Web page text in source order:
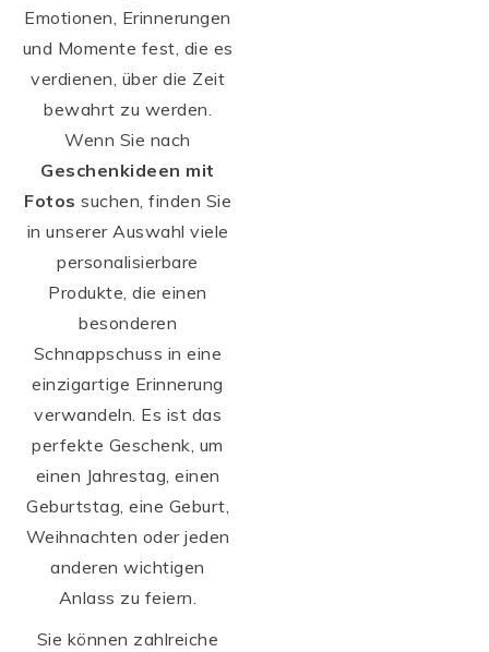
Emotionen, Erinnerungen
und Momente fest, die es
verdienen, über die Zeit
bewahrt zu werden.
Wenn Sie nach
Geschenkideen mit
Fotos suchen, finden Sie
in unserer Auswahl viele
personalisierbare
Produkte, die einen
besonderen
Schnappschuss in eine
einzigartige Erinnerung
verwandeln. Es ist das
perfekte Geschenk, um
einen Jahrestag, einen
Geburtstag, eine Geburt,
Weihnachten oder jeden
anderen wichtigen
Anlass zu feiern.
Sie können zahlreiche